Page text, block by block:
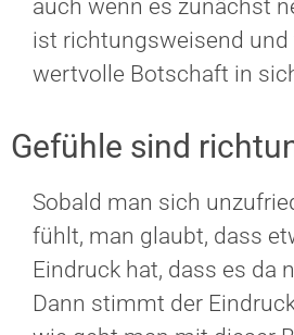
auch wenn es zunächst
ist richtungsweisend und
wertvolle Botschaft in
Gefühle sind
Sobald man sich
fühlt, man glaubt, dass
Eindruck hat, dass es da
Dann stimmt der